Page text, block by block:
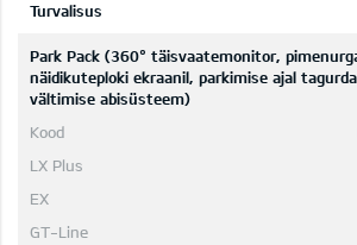
Turvalisus
Park Pack (360° täisvaatemonitor,
näidikuteploki ekraanil, parkimise ajal
vältimise abisüsteem)